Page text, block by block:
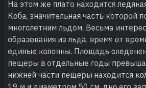
На этом же плато находится
Коба, значительная часть которой
многолетним льдом. Весьма
образования из льда, время от
единые колонны. Площадь
пещеры в отдельные годы
нижней части пещеры находится